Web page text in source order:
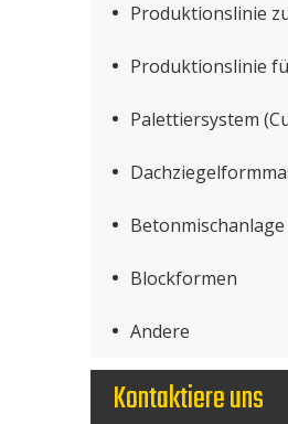
Palettiersystem
Betonmischanlage
Blockformen
Andere
Kontaktiere uns